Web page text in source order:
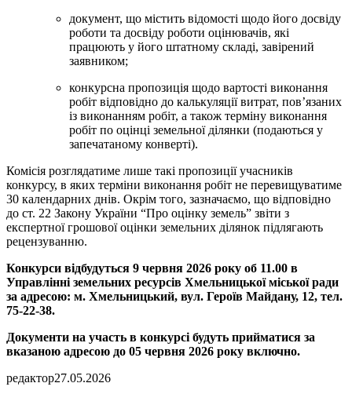
документ, що містить відомості щодо його досвіду
роботи та досвіду роботи оцінювачів, які
працюють у його штатному складі, завірений
заявником;
конкурсна пропозиція щодо вартості виконання
робіт відповідно до калькуляції витрат, пов’язаних
із виконанням робіт, а також терміну виконання
робіт по оцінці земельної ділянки (подаються у
запечатаному конверті).
Комісія розглядатиме лише такі пропозиції учасників
конкурсу, в яких терміни виконання робіт не перевищуватиме
30 календарних днів. Окрім того, зазначаємо, що відповідно
до ст. 22 Закону України “Про оцінку земель” звіти з
експертної грошової оцінки земельних ділянок підлягають
рецензуванню.
Конкурси відбудуться 9 червня 2026 року об 11.00 в
Управлінні земельних ресурсів Хмельницької міської ради
за адресою: м. Хмельницький, вул. Героїв Майдану, 12, тел.
75-22-38.
Документи на участь в конкурсі будуть прийматися за
вказаною адресою до 05 червня 2026 року включно.
редактор27.05.2026